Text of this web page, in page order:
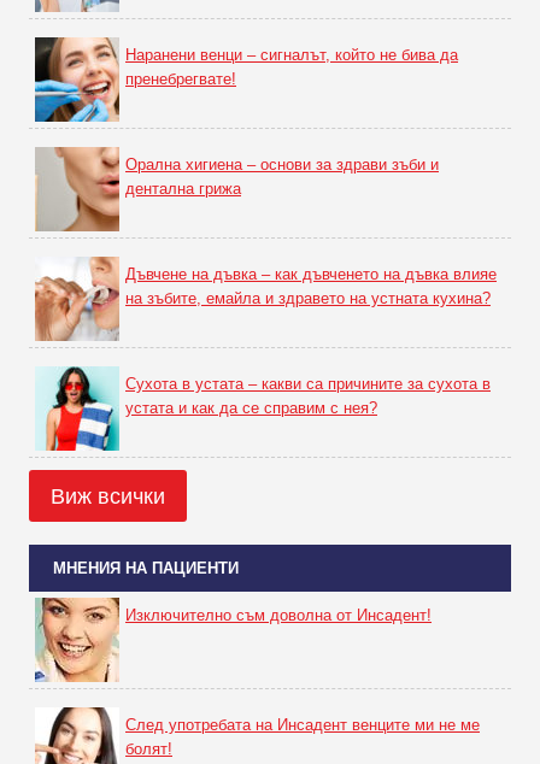
Наранени венци – сигналът, който не бива да
пренебрегвате!
Орална хигиена – основи за здрави зъби и
дентална грижа
Дъвчене на дъвка – как дъвченето на дъвка влияе
на зъбите, емайла и здравето на устната кухина?
Сухота в устата – какви са причините за сухота в
устата и как да се справим с нея?
Виж всички
МНЕНИЯ НА ПАЦИЕНТИ
Изключително съм доволна от Инсадент!
След употребата на Инсадент венците ми не ме
болят!